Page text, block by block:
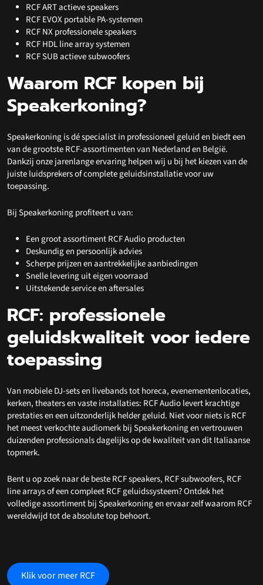
RCF ART actieve speakers
RCF EVOX portable PA-systemen
RCF NX professionele speakers
RCF HDL line array systemen
RCF SUB actieve subwoofers
Waarom RCF kopen bij
Speakerkoning?
Speakerkoning is dé specialist in professioneel geluid en biedt een
van de grootste RCF-assortimenten van Nederland en België.
Dankzij onze jarenlange ervaring helpen wij u bij het kiezen van de
juiste luidsprekers of complete geluidsinstallatie voor uw
toepassing.
Bij Speakerkoning profiteert u van:
Een groot assortiment RCF Audio producten
Deskundig en persoonlijk advies
Scherpe prijzen en aantrekkelijke aanbiedingen
Snelle levering uit eigen voorraad
Uitstekende service en aftersales
RCF: professionele
geluidskwaliteit voor iedere
toepassing
Van mobiele DJ-sets en livebands tot horeca, evenementenlocaties,
kerken, theaters en vaste installaties: RCF Audio levert krachtige
prestaties en een uitzonderlijk helder geluid. Niet voor niets is RCF
het meest verkochte audiomerk bij Speakerkoning en vertrouwen
duizenden professionals dagelijks op de kwaliteit van dit Italiaanse
topmerk.
Bent u op zoek naar de beste RCF speakers, RCF subwoofers, RCF
line arrays of een compleet RCF geluidssysteem? Ontdek het
volledige assortiment bij Speakerkoning en ervaar zelf waarom RCF
wereldwijd tot de absolute top behoort.
Klik voor meer RCF